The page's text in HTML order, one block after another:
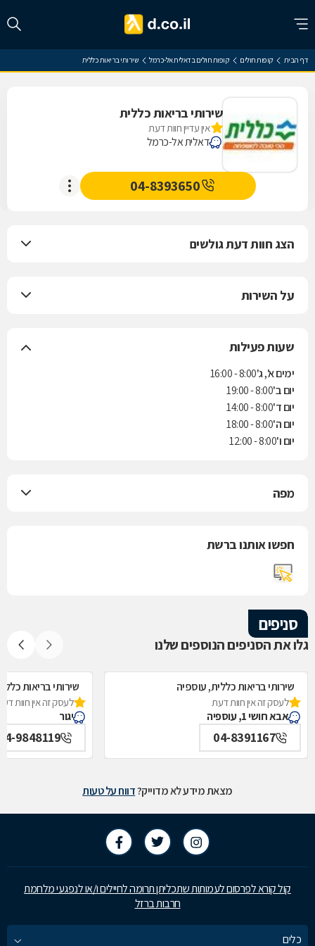
דף הבית קופות חולים קופות חולים בדאלית אל-כרמל שירותי בריאות כללית
שירותי בריאות כללית
אין עדיין חוות דעת
דאלית אל-כרמל
04-8393650
הצג חוות דעת גולשים
על השירות
שעות פעילות
ימים א', ג'8:00 - 16:00
יום ב'8:00 - 19:00
יום ד'8:00 - 14:00
יום ה'8:00 - 18:00
יום ו'8:00 - 12:00
מפה
חפשו אותנו ברשת
סניפים
גלו את הסניפים הנוספים שלנו
שירותי בריאות כללית, עוספיה
לעסק זה אין חוות דעת
אבא חושי 1, עוספיה
04-8391167
שירותי בריאות
לעסק זה אין חוות
יגור
9848119
מצאת מידע לא מדוייק?דווח על טעות
קול קורא לפרסום לעמותות שתכליתן תרומה לחיילים ו/או לנפגעי מלחמת
חרבות ברזל
כלים